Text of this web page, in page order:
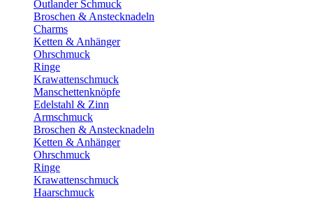
Outlander Schmuck
Broschen & Anstecknadeln
Charms
Ketten & Anhänger
Ohrschmuck
Ringe
Krawattenschmuck
Manschettenknöpfe
Edelstahl & Zinn
Armschmuck
Broschen & Anstecknadeln
Ketten & Anhänger
Ohrschmuck
Ringe
Krawattenschmuck
Haarschmuck